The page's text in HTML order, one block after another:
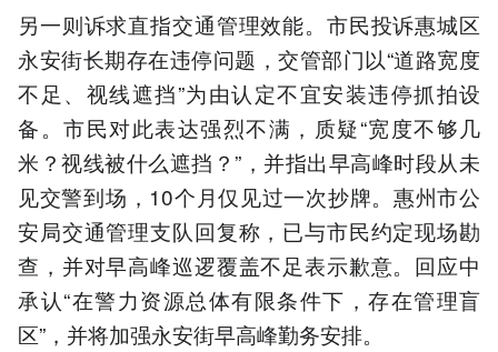
另一则诉求直指交通管理效能。市民投诉惠城区
永安街长期存在违停问题，交管部门以“道路宽度
不足、视线遮挡”为由认定不宜安装违停抓拍设
备。市民对此表达强烈不满，质疑“宽度不够几
米？视线被什么遮挡？”，并指出早高峰时段从未
见交警到场，10个月仅见过一次抄牌。惠州市公
安局交通管理支队回复称，已与市民约定现场勘
查，并对早高峰巡逻覆盖不足表示歉意。回应中
承认“在警力资源总体有限条件下，存在管理盲
区”，并将加强永安街早高峰勤务安排。